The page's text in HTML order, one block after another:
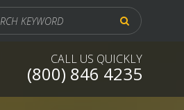
Search
CALL US QUICKLY
(800) 846 4235